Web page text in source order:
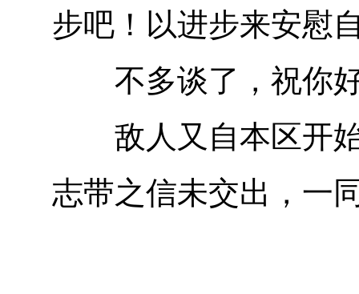
步吧！以进步来安慰
不多谈了，祝你好
敌人又自本区开始
志带之信未交出，一